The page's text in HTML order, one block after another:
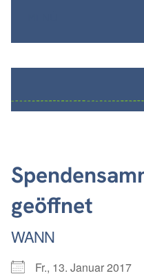
geöffnet
WANN
Fr., 13. Januar 2017